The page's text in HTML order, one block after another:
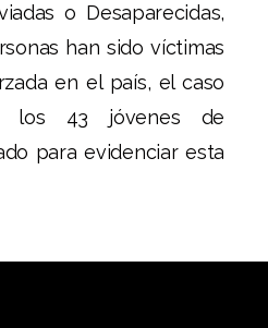
o Desaparecidas,
han sido víctimas
en el país, el caso
los 43 jóvenes de
para evidenciar esta